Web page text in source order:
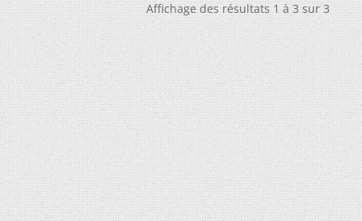
Affichage des résultats 1 à 3 sur 3